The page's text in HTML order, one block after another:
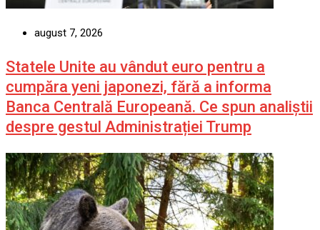
august 7, 2026
Statele Unite au vândut euro pentru a
cumpăra yeni japonezi, fără a informa
Banca Centrală Europeană. Ce spun analiștii
despre gestul Administrației Trump